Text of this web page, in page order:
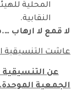
المحلية
النقابية.
لا قمع لا
عاشت التنسيقية
عن التنسيقية
الجمعية